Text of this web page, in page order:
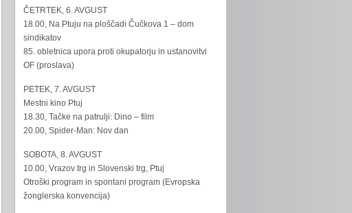
ČETRTEK, 6. AVGUST
18.00, Na Ptuju na ploščadi Čučkova 1 – dom
sindikatov
85. obletnica upora proti okupatorju in ustanovitvi
OF (proslava)
PETEK, 7. AVGUST
Mestni kino Ptuj
18.30, Tačke na patrulji: Dino – film
20.00, Spider-Man: Nov dan
SOBOTA, 8. AVGUST
10.00, Vrazov trg in Slovenski trg, Ptuj
Otroški program in spontani program (Evropska
žonglerska konvencija)